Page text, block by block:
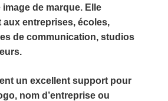
de marque. Elle
entreprises, écoles,
de communication, studios
un excellent support pour
nom d’entreprise ou